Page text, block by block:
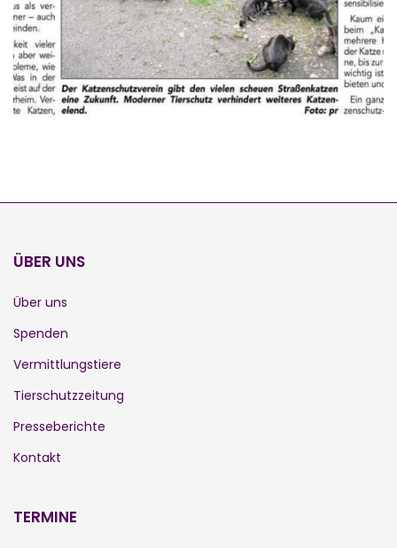
ÜBER UNS
Über uns
Spenden
Vermittlungstiere
Tierschutzzeitung
Presseberichte
Kontakt
TERMINE